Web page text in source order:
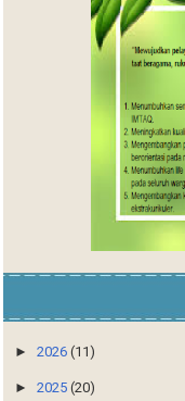
►2026(11)
►2025(20)